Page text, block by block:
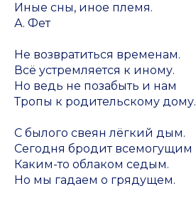
Иные сны, иное племя.
А. Фет
Не возвратиться временам.
Всё устремляется к иному.
Но ведь не позабыть и нам
Тропы к родительскому дому.
С былого свеян лёгкий дым.
Сегодня бродит всемогущим
Каким-то облаком седым.
Но мы гадаем о грядущем.